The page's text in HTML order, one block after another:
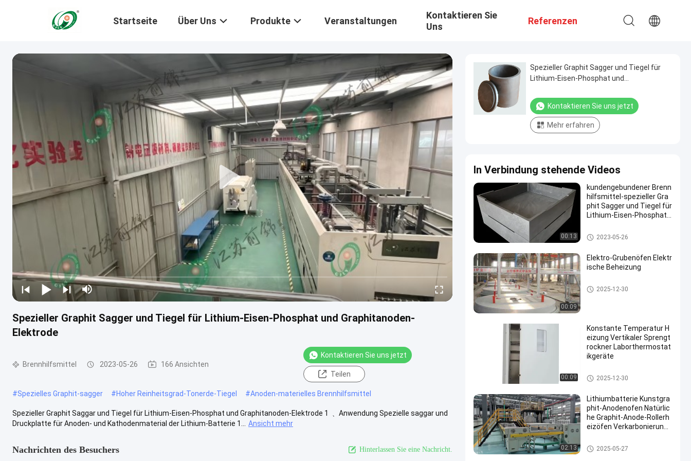
Startseite Über Uns Produkte Veranstaltungen
Kontaktieren Sie
Uns
Referenzen
Spezieller Graphit Sagger und Tiegel für Lithium-Eisen-Phosphat und Graphitanoden-
Elektrode
Brennhilfsmittel 2023-05-26 166 Ansichten
Kontaktieren Sie uns jetzt
Teilen
#Spezielles Graphit-sagger #Hoher Reinheitsgrad-Tonerde-Tiegel #Anoden-materielles Brennhilfsmittel
Spezieller Graphit Saggar und Tiegel für Lithium-Eisen-Phosphat und Graphitanoden-Elektrode 1 ﹑ Anwendung Spezielle saggar und
Druckplatte für Anoden- und Kathodenmaterial der Lithium-Batterie 1...
Ansicht mehr
Nachrichten des Besuchers Hinterlassen Sie eine Nachricht.
Spezieller Graphit Sagger und Tiegel für
Lithium-Eisen-Phosphat und
Kontaktieren Sie uns jetzt
Mehr erfahren
In Verbindung stehende Videos
00:13
kundengebundener Brenn
hilfsmittel-spezieller Gra
phit Sagger und Tiegel für
Lithium-Eisen-Phosphat
ode
Brennhilfsmittel
2023-05-26
00:09
Elektro-Grubenöfen Elektr
ische Beheizung
Wärmebehandlungsöfen
2025-12-30
00:09
Konstante Temperatur H
eizung Vertikaler Sprengt
rockner Laborthermostat
ikgeräte
Trocknungsöfen
2025-12-30
02:13
Lithiumbatterie Kunstgra
phit-Anodenofen Natürlic
he Graphit-Anode-Rollerh
eizöfen Verkarbonierungs
Rollenherdofen
2025-05-27